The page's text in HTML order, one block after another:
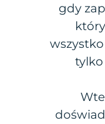
gdy
tylko